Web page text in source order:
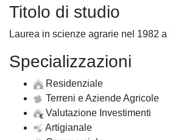
Titolo di studio
Laurea in scienze agrarie nel 1982 a
Specializzazioni
Residenziale
Terreni e Aziende Agricole
Valutazione Investimenti
Artigianale